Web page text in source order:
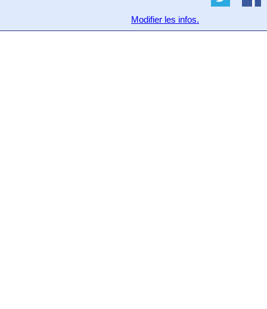
Modifier les infos.